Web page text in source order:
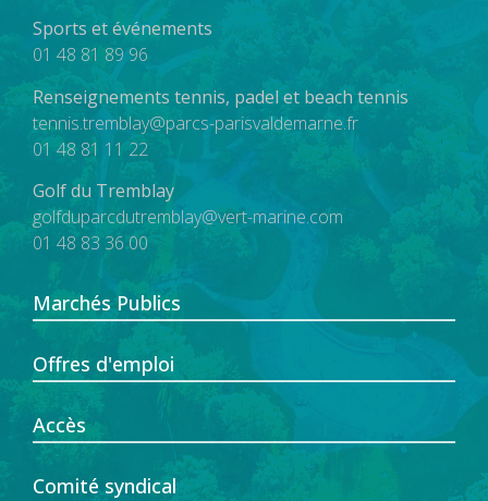
Sports et événements
01 48 81 89 96
Renseignements tennis, padel et beach tennis
tennis.tremblay@parcs-parisvaldemarne.fr
01 48 81 11 22
Golf du Tremblay
golfduparcdutremblay@vert-marine.com
01 48 83 36 00
Marchés Publics
Offres d'emploi
Accès
Comité syndical